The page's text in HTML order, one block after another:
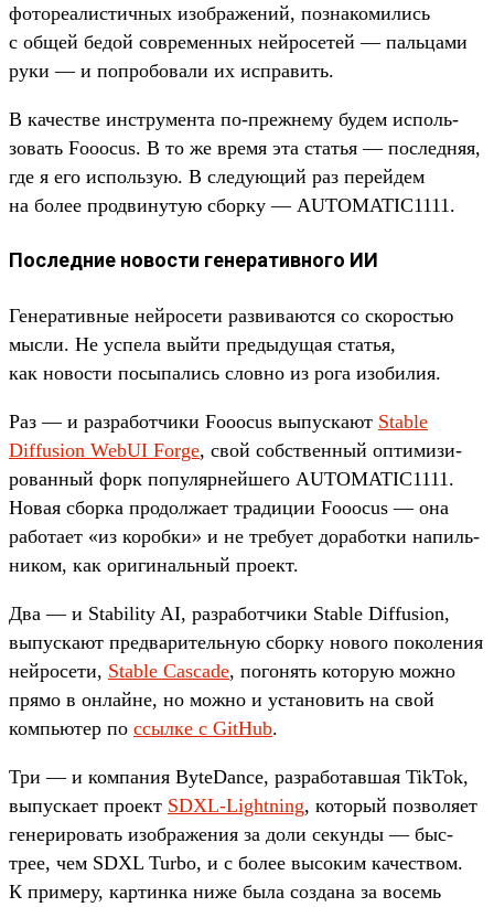
фоторе­алис­тичных изоб­ражений, поз­накоми­лись
с общей бедой сов­ремен­ных ней­росетей — паль­цами
руки — и поп­робова­ли их испра­вить.
В качес­тве инс­тру­мен­та по‑преж­нему будем исполь­
зовать Fooocus. В то же вре­мя эта статья — пос­ледняя,
где я его исполь­зую. В сле­дующий раз перей­дем
на более прод­винутую сбор­ку — AUTOMATIC1111.
Последние новости генеративного ИИ
Ге­нера­тив­ные ней­росети раз­вива­ются со ско­ростью
мыс­ли. Не успе­ла вый­ти пре­дыду­щая статья,
как новос­ти посыпа­лись слов­но из рога изо­билия.
Раз — и раз­работ­чики Fooocus выпус­кают Stable
Diffusion WebUI Forge, свой собс­твен­ный опти­мизи­
рован­ный форк популяр­ней­шего AUTOMATIC1111.
Новая сбор­ка про­дол­жает тра­диции Fooocus — она
работа­ет «из короб­ки» и не тре­бует доработ­ки напиль­
ником, как ори­гиналь­ный про­ект.
Два — и Stability AI, раз­работ­чики Stable Diffusion,
выпус­кают пред­варитель­ную сбор­ку нового поколе­ния
ней­росети, Stable Cascade, погонять которую мож­но
пря­мо в онлай­не, но мож­но и уста­новить на свой
компь­ютер по ссыл­ке с GitHub.
Три — и ком­пания ByteDance, раз­работав­шая TikTok,
выпус­кает про­ект SDXL-Lightning, который поз­воля­ет
генери­ровать изоб­ражения за доли секун­ды — быс­
трее, чем SDXL Turbo, и с более высоким качес­твом.
К при­меру, кар­тинка ниже была соз­дана за восемь